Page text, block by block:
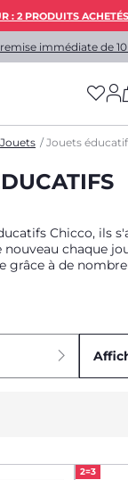
: 2 PRODUITS
immédiate de
Jouets Jouets
Chicco, ils
nouveau chaque
grâce à de
et leur sens de
2=3